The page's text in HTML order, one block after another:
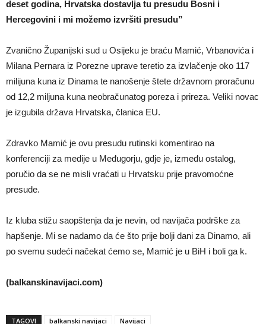
deset godina, Hrvatska dostavlja tu presudu Bosni i
Hercegovini i mi možemo izvršiti presudu”
Zvanično Županijski sud u Osijeku je braću Mamić, Vrbanovića i
Milana Pernara iz Porezne uprave teretio za izvlačenje oko 117
milijuna kuna iz Dinama te nanošenje štete državnom proračunu
od 12,2 miljuna kuna neobračunatog poreza i prireza. Veliki novac
je izgubila država Hrvatska, članica EU.
Zdravko Mamić je ovu presudu rutinski komentirao na
konferenciji za medije u Međugorju, gdje je, između ostalog,
poručio da se ne misli vraćati u Hrvatsku prije pravomoćne
presude.
Iz kluba stižu saopštenja da je nevin, od navijača podrške za
hapšenje. Mi se nadamo da će što prije bolji dani za Dinamo, ali
po svemu sudeći načekat ćemo se, Mamić je u BiH i boli ga k.
(balkanskinavijaci.com)
TAGOVI balkanski navijaci
Navijaci